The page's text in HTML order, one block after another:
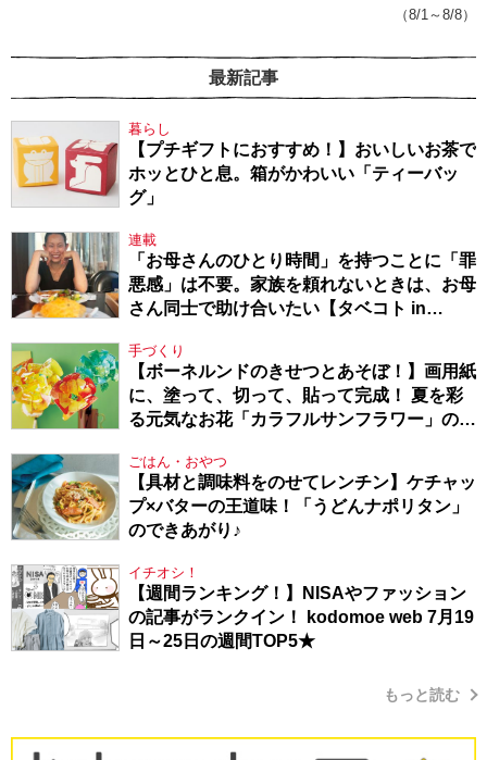
（8/1～8/8）
最新記事
暮らし
【プチギフトにおすすめ！】おいしいお茶で
ホッとひと息。箱がかわいい「ティーバッ
グ」
連載
「お母さんのひとり時間」を持つことに「罪
悪感」は不要。家族を頼れないときは、お母
さん同士で助け合いたい【タベコト in
手づくり
【ボーネルンドのきせつとあそぼ！】画用紙
に、塗って、切って、貼って完成！ 夏を彩
る元気なお花「カラフルサンフラワー」の作
ごはん・おやつ
【具材と調味料をのせてレンチン】ケチャッ
プ×バターの王道味！「うどんナポリタン」
のできあがり♪
イチオシ！
【週間ランキング！】NISAやファッション
の記事がランクイン！ kodomoe web 7月19
日～25日の週間TOP5★
もっと読む